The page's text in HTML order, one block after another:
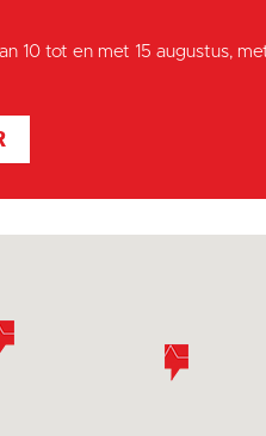
10 tot en met 15 augustus,